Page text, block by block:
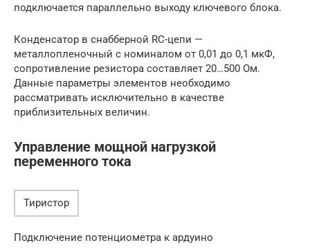
подключается параллельно выходу ключевого блока.
Конденсатор в снабберной RC-цепи —
металлопленочный с номиналом от 0,01 до 0,1 мкФ,
сопротивление резистора составляет 20…500 Ом.
Данные параметры элементов необходимо
рассматривать исключительно в качестве
приблизительных величин.
Управление мощной нагрузкой
переменного тока
Тиристор
Подключение потенциометра к ардуино